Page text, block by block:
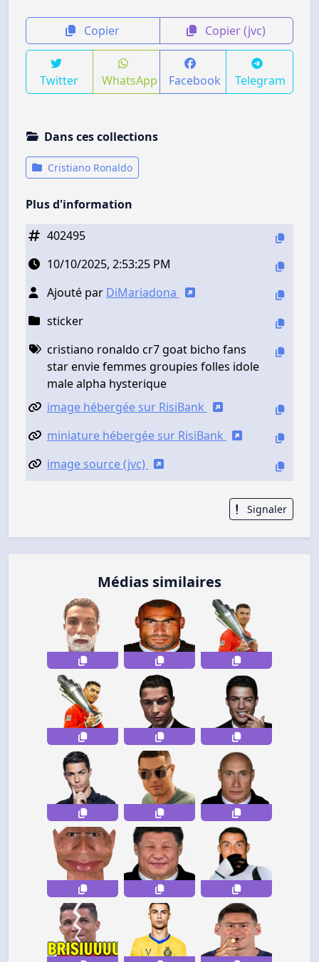
Copier Copier (jvc)
Twitter WhatsApp Facebook Telegram
Dans ces collections
Cristiano Ronaldo
Plus d'information
402495
10/10/2025, 2:53:25 PM
Ajouté par DiMariadona
sticker
cristiano ronaldo cr7 goat bicho fans
star envie femmes groupies folles idole
male alpha hysterique
image hébergée sur RisiBank
miniature hébergée sur RisiBank
image source (jvc)
Signaler
Médias similaires